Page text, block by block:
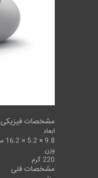
مشخصات فیزیکی
ابعاد
9.8 × 5.2 × 16.2 سانتی‌متر
وزن
220 گرم
مشخصات فنی